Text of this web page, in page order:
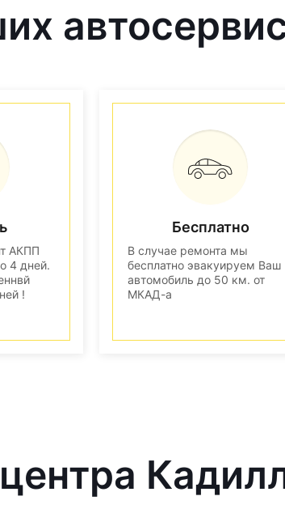
АКПП
4 дней.
!
Бесплатно
В случае ремонта мы
бесплатно эвакуируем Ваш
автомобиль до 50 км. от
МКАД-а